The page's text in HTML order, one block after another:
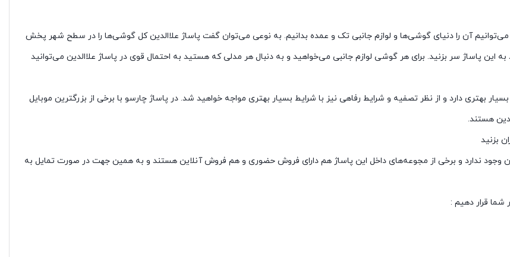
می‌توانیم آن را دنیای گوشی‌ها و لوازم جانبی تک و عمده بدانیم. به نوعی می‌توان گفت پاساژ علاالدین کل گوشی‌ها را در سطح شهر پخش
پاساژ سر بزنید. برای هر گوشی لوازم جانبی می‌خواهید و به دنبال هر مدلی که هستید به احتمال قوی در پاساژ علاالدین می‌توانید
بهتری دارد و از نظر تصفیه و شرایط رفاهی نیز با شرایط بسیار بهتری مواجه خواهید شد. در پاساژ چارسو با برخی از بزرگترین موبایل
هستند.
بزنید
وجود ندارد و برخی از مجوعه‌های داخل این پاساژ هم دارای فروش حضوری و هم فروش آنلاین هستند و به همین جهت در صورت تمایل به
شما قرار دهیم :